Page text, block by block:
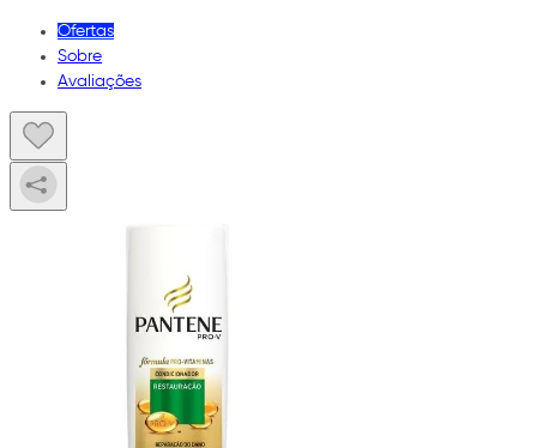
Ofertas
Sobre
Avaliações